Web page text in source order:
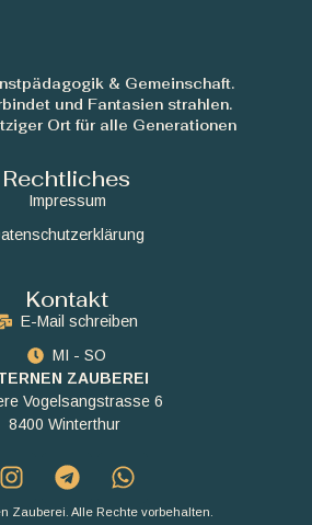
& Gemeinschaft.
und Fantasien strahlen.
Ort für alle Generationen
Rechtliches
Impressum
Kontakt
E-Mail schreiben
MI - SO
ZAUBEREI
Vogelsangstrasse 6
8400 Winterthur
Zauberei. Alle Rechte vorbehalten.